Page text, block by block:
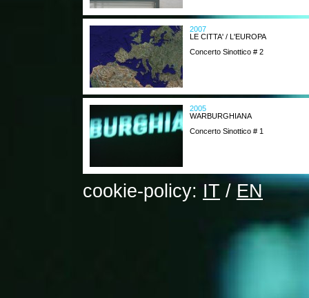
2007
LE CITTA' / L'EUROPA
Concerto Sinottico # 2
2005
WARBURGHIANA
Concerto Sinottico # 1
cookie-policy: IT / EN